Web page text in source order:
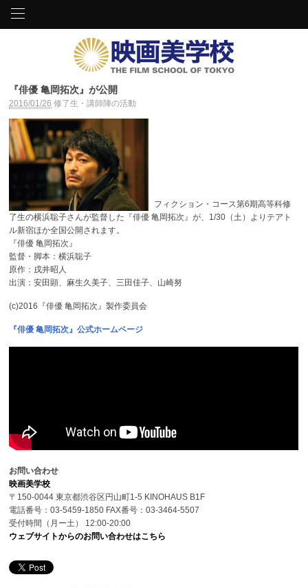
『俳優 亀岡拓次』が公開
2016/01/26 修了生・講師陣の活動
フィクション・コース第6期高等科修
了生の横浜聡子さんが監督した『俳優 亀岡拓次』が、1/30（土）よりテアト
ル新宿ほか全国公開されます。
『俳優 亀岡拓次』
監督・脚本：横浜聡子
原作：戌井昭人
出演：安田顕、麻生久美子、三田佳子、山崎努
(c)2016『俳優 亀岡拓次』製作委員会
『俳優 亀岡拓次』公式ホームページ
お問い合わせ
映画美学校
〒150-0044 東京都渋谷区円山町1-5 KINOHAUS B1F
電話番号：03-5459-1850 FAX番号：03-3464-5507
受付時間（月ー土） 12:00-20:00
ウェブサイトからのお問い合わせはこちら